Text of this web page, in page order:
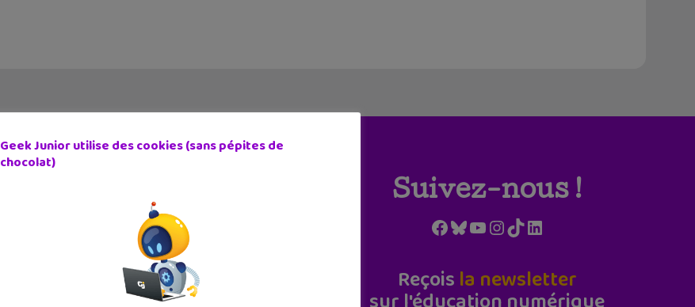
Suivez-nous !
Facebook
Bluesky
YouTube
Instagram
TikTokLinkedIn
Reçois la newsletter
Geek Junior utilise des cookies (sans pépites de
chocolat)